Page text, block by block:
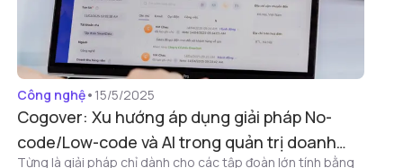
Công nghệ• 15/5/2025
Cogover: Xu hướng áp dụng giải pháp No-
code/Low-code và AI trong quản trị doanh
Từng là giải pháp chỉ dành cho các tập đoàn lớn tính bằng